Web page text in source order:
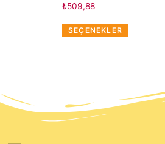
₺509,88
SEÇENEKLER